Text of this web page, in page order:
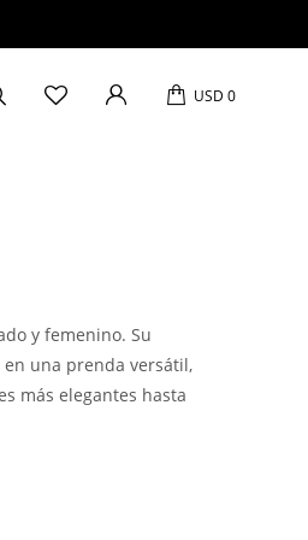
USD 0
y femenino. Su
una prenda versátil,
más elegantes hasta